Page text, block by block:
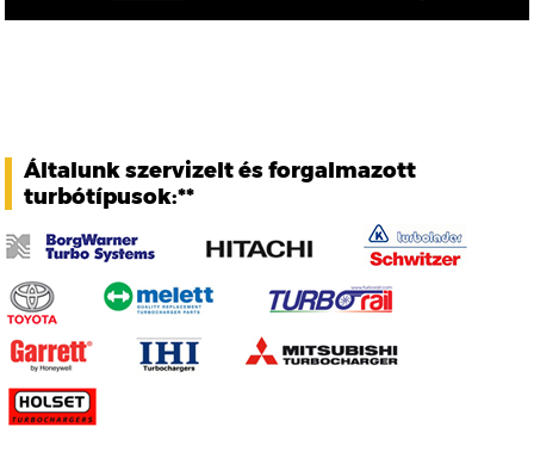
Általunk szervizelt és forgalmazott
turbótípusok:**